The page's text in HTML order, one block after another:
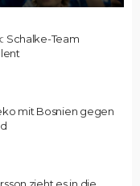
Schalke-Team
mit Bosnien gegen